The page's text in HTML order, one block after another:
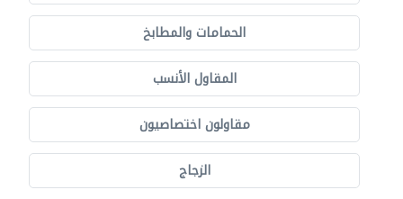
الحمامات والمطابخ
المقاول الأنسب
مقاولون اختصاصيون
الزجاج